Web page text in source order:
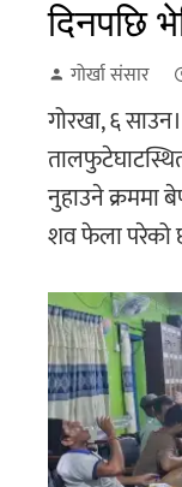
दिनपछि
गोर्खा संसार
गोरखा, ६
नुहाउने क्रममा
शव फेला परेको